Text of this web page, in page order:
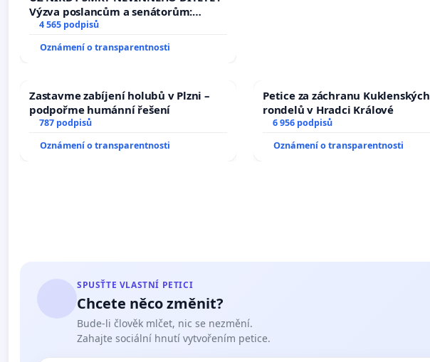
Výzva poslancům a senátorům:
Změňte urychleně zákon, aby se
tragédie malé Viktorky už nemohla
opakovat!
4 565 podpisů
Oznámení o transparentnosti
Zastavme zabíjení holubů v Plzni –
podpořme humánní řešení
787 podpisů
Oznámení o transparentnosti
Petice za záchranu Kuklenských
rondelů v Hradci Králové
6 956 podpisů
Oznámení o transparentnosti
SPUSŤTE VLASTNÍ PETICI
Chcete něco změnit?
Bude-li člověk mlčet, nic se nezmění.
Zahajte sociální hnutí vytvořením petice.